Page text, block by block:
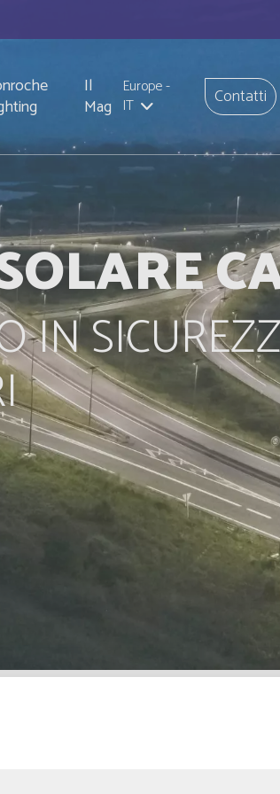
Il
Mag
Europe-
IT
Contatti
IN
delle Strade [DIR Nord], responsabile
illuminare lo svincolo n°47. Una solida